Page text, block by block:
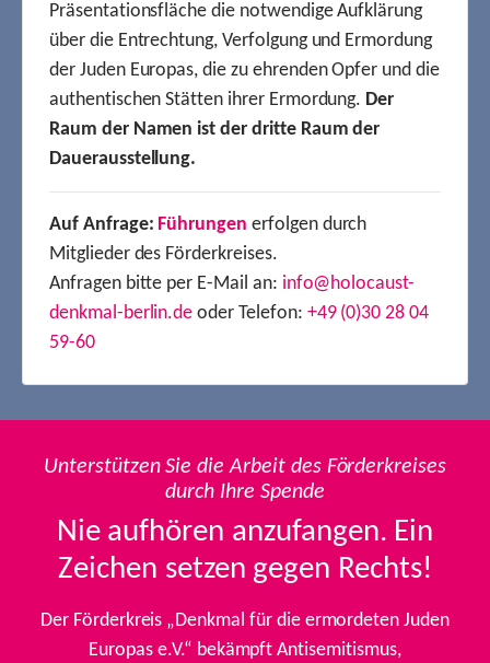
Präsentationsfläche die notwendige Aufklärung
über die Entrechtung, Verfolgung und Ermordung
der Juden Europas, die zu ehrenden Opfer und die
authentischen Stätten ihrer Ermordung. Der
Raum der Namen ist der dritte Raum der
Dauerausstellung.
Auf Anfrage: Führungen erfolgen durch
Mitglieder des Förderkreises.
Anfragen bitte per E-Mail an: info@holocaust-
denkmal-berlin.de oder Telefon: +49 (0)30 28 04
59-60
Unterstützen Sie die Arbeit des Förderkreises
durch Ihre Spende
Nie aufhören anzufangen. Ein
Zeichen setzen gegen Rechts!
Der Förderkreis „Denkmal für die ermordeten Juden
Europas e.V.“ bekämpft Antisemitismus,